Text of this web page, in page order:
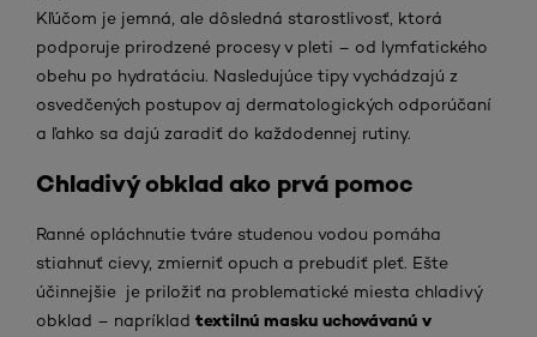
Kľúčom je jemná, ale dôsledná starostlivosť, ktorá
podporuje prirodzené procesy v pleti – od lymfatického
obehu po hydratáciu. Nasledujúce tipy vychádzajú z
osvedčených postupov aj dermatologických odporúčaní
a ľahko sa dajú zaradiť do každodennej rutiny.
Chladivý obklad ako prvá pomoc
Ranné opláchnutie tváre studenou vodou pomáha
stiahnuť cievy, zmierniť opuch a prebudiť pleť. Ešte
účinnejšie je priložiť na problematické miesta chladivý
obklad – napríklad textilnú masku uchovávanú v